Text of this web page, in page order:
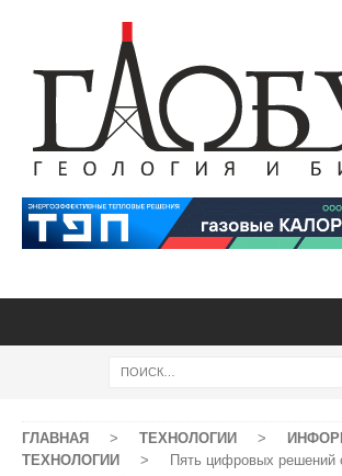
ГЛАВНАЯ > ТЕХНОЛОГИИ >
ТЕХНОЛОГИИ
>
Пять цифровых решений